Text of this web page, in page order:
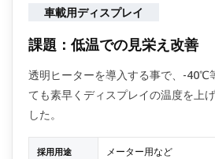
車載用ディスプレイ
課題：低温での見栄え改善
透明ヒーターを導入する事で、-40℃
ても素早くディスプレイの温度を上
した。
採用用途 メーター用など